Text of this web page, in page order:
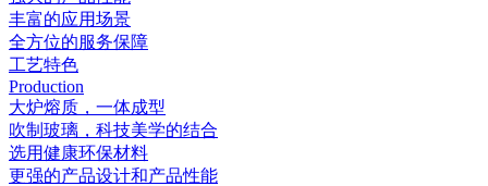
丰富的应用场景
全方位的服务保障
工艺特色
Production
大炉熔质，一体成型
吹制玻璃，科技美学的结合
选用健康环保材料
更强的产品设计和产品性能